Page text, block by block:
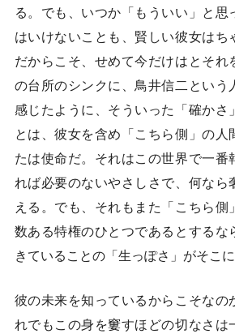
る。でも、いつか「もういい」と思
はいけないことも、賢しい彼女はち
だからこそ、せめて今だけはとそれ
の台所のシンクに、鳥井信二という
感じたように、そういった「確かさ
とは、彼女を含め「こちら側」の人
たは使命だ。それはこの世界で一番
れば必要のないやさしさで、何なら
える。でも、それもまた「こちら側
数ある特権のひとつであるとするな
きていることの「生っぽさ」がそこに
彼の未来を知っているからこそなの
れでもこの身を窶すほどの切なさは